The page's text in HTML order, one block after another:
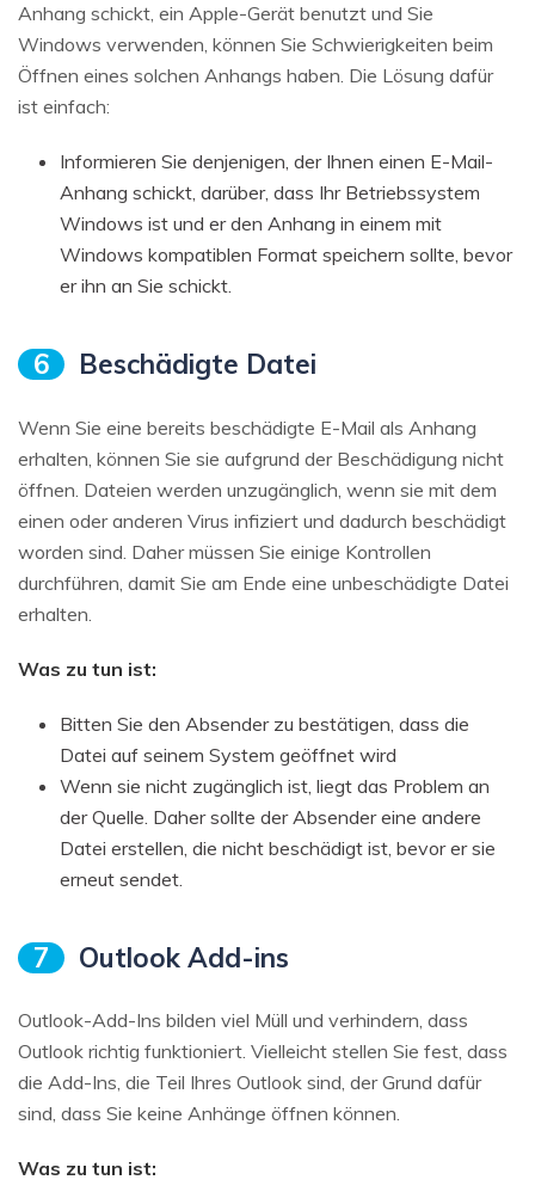
Anhang schickt, ein Apple-Gerät benutzt und Sie
Windows verwenden, können Sie Schwierigkeiten beim
Öffnen eines solchen Anhangs haben. Die Lösung dafür
ist einfach:
Informieren Sie denjenigen, der Ihnen einen E-Mail-
Anhang schickt, darüber, dass Ihr Betriebssystem
Windows ist und er den Anhang in einem mit
Windows kompatiblen Format speichern sollte, bevor
er ihn an Sie schickt.
6 Beschädigte Datei
Wenn Sie eine bereits beschädigte E-Mail als Anhang
erhalten, können Sie sie aufgrund der Beschädigung nicht
öffnen. Dateien werden unzugänglich, wenn sie mit dem
einen oder anderen Virus infiziert und dadurch beschädigt
worden sind. Daher müssen Sie einige Kontrollen
durchführen, damit Sie am Ende eine unbeschädigte Datei
erhalten.
Was zu tun ist:
Bitten Sie den Absender zu bestätigen, dass die
Datei auf seinem System geöffnet wird
Wenn sie nicht zugänglich ist, liegt das Problem an
der Quelle. Daher sollte der Absender eine andere
Datei erstellen, die nicht beschädigt ist, bevor er sie
erneut sendet.
7 Outlook Add-ins
Outlook-Add-Ins bilden viel Müll und verhindern, dass
Outlook richtig funktioniert. Vielleicht stellen Sie fest, dass
die Add-Ins, die Teil Ihres Outlook sind, der Grund dafür
sind, dass Sie keine Anhänge öffnen können.
Was zu tun ist: